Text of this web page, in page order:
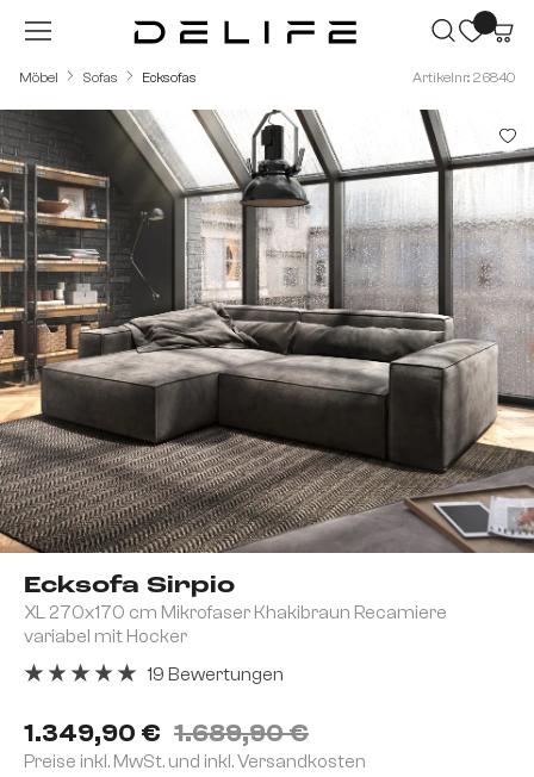
Zum Hauptinhalt springen
Möbel Sofas Ecksofas Artikelnr.: 26840
Ecksofa Sirpio
XL 270x170 cm Mikrofaser Khakibraun Recamiere
variabel mit Hocker
1.349,90 € 1.689,90 €
Preise inkl. MwSt. und inkl. Versandkosten
19 Bewertungen
Bildergalerie überspringen